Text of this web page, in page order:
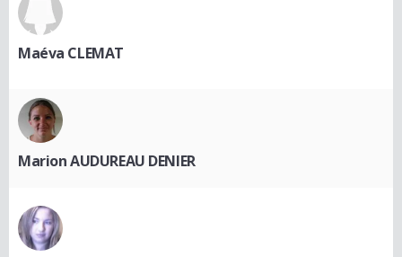
Maéva CLEMAT
Marion AUDUREAU DENIER